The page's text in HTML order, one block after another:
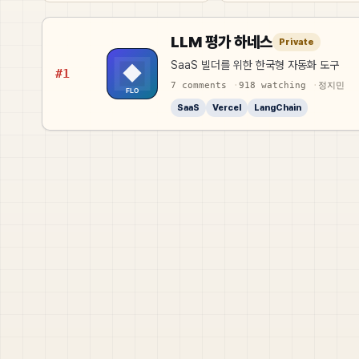
#1
LLM 평가 하네스 Private
SaaS 빌더를 위한 한국형 자동화 도구
7 comments 918 watching 정지민
SaaS Vercel LangChain